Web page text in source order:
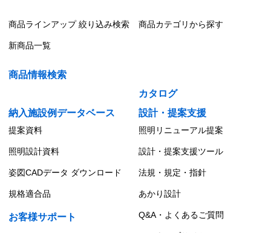
商品ラインアップ 絞り込み検索 商品カテゴリから探す
新商品一覧
商品情報検索
カタログ
納入施設例データベース
設計・提案支援
提案資料 照明リニューアル提案
照明設計資料 設計・提案支援ツール
姿図CADデータ ダウンロード 法規・規定・指針
規格適合品 あかり設計
お客様サポート Q&A・よくあるご質問